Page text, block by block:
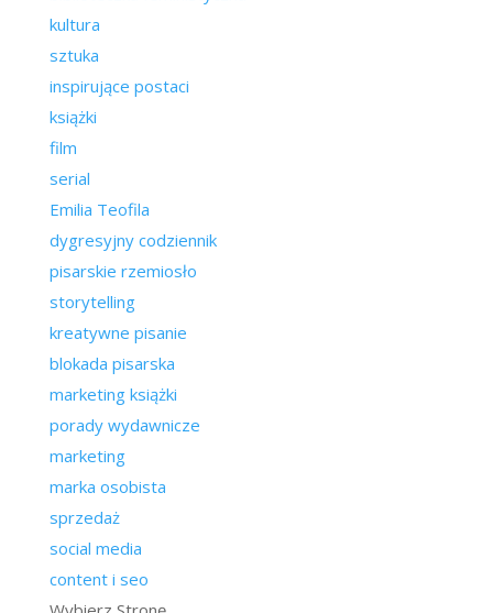
kultura
sztuka
inspirujące postaci
książki
film
serial
Emilia Teofila
dygresyjny codziennik
pisarskie rzemiosło
storytelling
kreatywne pisanie
blokada pisarska
marketing książki
porady wydawnicze
marketing
marka osobista
sprzedaż
social media
content i seo